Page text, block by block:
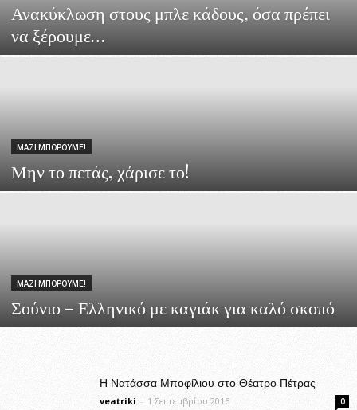
Ανακύκλωση στους μπλε κάδους, όσα πρέπει
να ξέρουμε…
ΜΑΖΊ ΜΠΟΡΟΎΜΕ!
Μην το πετάς, χάρισε το!
ΜΑΖΊ ΜΠΟΡΟΎΜΕ!
Σούνιο – Ελληνικό με καγιάκ για καλό σκοπό
Η Νατάσσα Μποφίλιου στο Θέατρο Πέτρας
veatriki - 1 Σεπτεμβρίου 2016 0